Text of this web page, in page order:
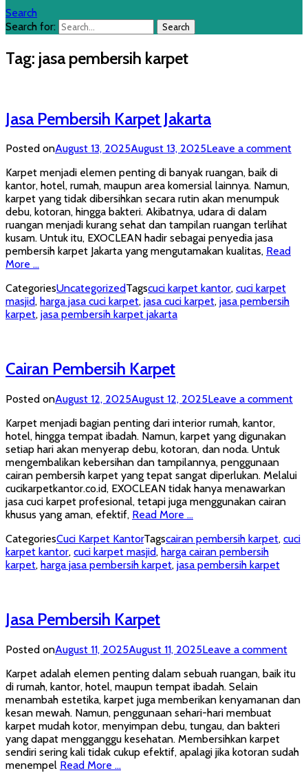
Search
Search for:
Tag: jasa pembersih karpet
Jasa Pembersih Karpet Jakarta
Posted onAugust 13, 2025August 13, 2025Leave a comment
Karpet menjadi elemen penting di banyak ruangan, baik di
kantor, hotel, rumah, maupun area komersial lainnya. Namun,
karpet yang tidak dibersihkan secara rutin akan menumpuk
debu, kotoran, hingga bakteri. Akibatnya, udara di dalam
ruangan menjadi kurang sehat dan tampilan ruangan terlihat
kusam. Untuk itu, EXOCLEAN hadir sebagai penyedia jasa
pembersih karpet Jakarta yang mengutamakan kualitas, Read
More …
CategoriesUncategorizedTagscuci karpet kantor, cuci karpet
masjid, harga jasa cuci karpet, jasa cuci karpet, jasa pembersih
karpet, jasa pembersih karpet jakarta
Cairan Pembersih Karpet
Posted onAugust 12, 2025August 12, 2025Leave a comment
Karpet menjadi bagian penting dari interior rumah, kantor,
hotel, hingga tempat ibadah. Namun, karpet yang digunakan
setiap hari akan menyerap debu, kotoran, dan noda. Untuk
mengembalikan kebersihan dan tampilannya, penggunaan
cairan pembersih karpet yang tepat sangat diperlukan. Melalui
cucikarpetkantor.co.id, EXOCLEAN tidak hanya menawarkan
jasa cuci karpet profesional, tetapi juga menggunakan cairan
khusus yang aman, efektif, Read More …
CategoriesCuci Karpet KantorTagscairan pembersih karpet, cuci
karpet kantor, cuci karpet masjid, harga cairan pembersih
karpet, harga jasa pembersih karpet, jasa pembersih karpet
Jasa Pembersih Karpet
Posted onAugust 11, 2025August 11, 2025Leave a comment
Karpet adalah elemen penting dalam sebuah ruangan, baik itu
di rumah, kantor, hotel, maupun tempat ibadah. Selain
menambah estetika, karpet juga memberikan kenyamanan dan
kesan mewah. Namun, penggunaan sehari-hari membuat
karpet mudah kotor, menyimpan debu, tungau, dan bakteri
yang dapat mengganggu kesehatan. Membersihkan karpet
sendiri sering kali tidak cukup efektif, apalagi jika kotoran sudah
menempel Read More …